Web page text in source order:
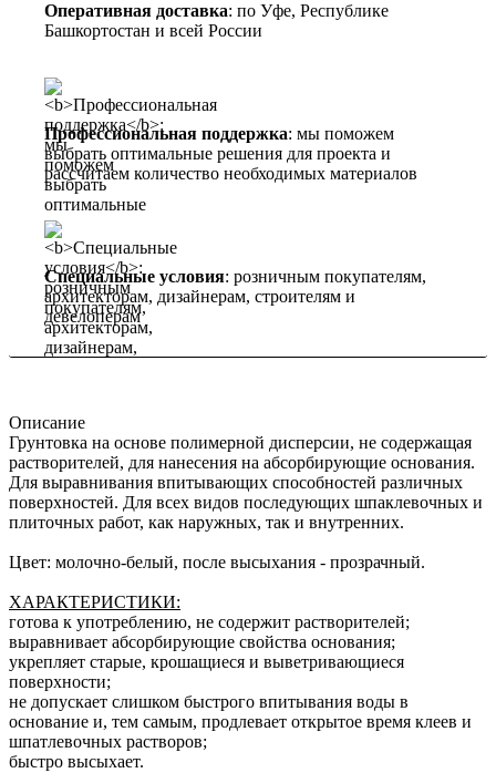
Оперативная доставка: по Уфе, Республике
Башкортостан и всей России
Профессиональная поддержка: мы поможем
выбрать оптимальные решения для проекта и
рассчитаем количество необходимых материалов
Специальные условия: розничным покупателям,
архитекторам, дизайнерам, строителям и
девелоперам
Описание
Грунтовка на основе полимерной дисперсии, не содержащая
растворителей, для нанесения на абсорбирующие основания.
Для выравнивания впитывающих способностей различных
поверхностей. Для всех видов последующих шпаклевочных и
плиточных работ, как наружных, так и внутренних.
Цвет: молочно-белый, после высыхания - прозрачный.
ХАРАКТЕРИСТИКИ:
готова к употреблению, не содержит растворителей;
выравнивает абсорбирующие свойства основания;
укрепляет старые, крошащиеся и выветривающиеся
поверхности;
не допускает слишком быстрого впитывания воды в
основание и, тем самым, продлевает открытое время клеев и
шпатлевочных растворов;
быстро высыхает.